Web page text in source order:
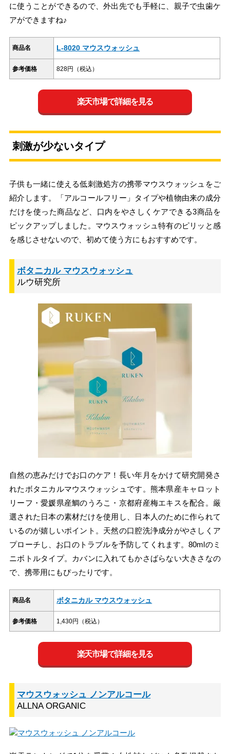
に使うことができるので、外出先でも手軽に、親子で虫歯ケ
アができますね♪
商品名 L-8020 マウスウォッシュ
参考価格 828円（税込）
楽天市場で詳細を見る
刺激が少ないタイプ
子供も一緒に使える低刺激処方の携帯マウスウォッシュをご
紹介します。「アルコールフリー」タイプや植物由来の成分
だけを使った商品など、口内をやさしくケアできる3商品を
ピックアップしました。マウスウォッシュ特有のピリッと感
を感じさせないので、初めて使う方にもおすすめです。
ボタニカル マウスウォッシュ
ルウ研究所
自然の恵みだけでお口のケア！長い年月をかけて研究開発さ
れたボタニカルマウスウォッシュです。熊本県産キャロット
リーフ・愛媛県産鯛のうろこ・京都府産梅エキスを配合。厳
選された日本の素材だけを使用し、日本人のために作られて
いるのが嬉しいポイント。天然の口腔洗浄成分がやさしくア
プローチし、お口のトラブルを予防してくれます。80mlのミ
ニボトルタイプ。カバンに入れてもかさばらない大きさなの
で、携帯用にもぴったりです。
商品名 ボタニカル マウスウォッシュ
参考価格 1,430円（税込）
楽天市場で詳細を見る
マウスウォッシュ ノンアルコール
ALLNA ORGANIC